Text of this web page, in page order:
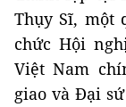
Thụy Sĩ, một
chức Hội
Việt Nam
giao và Đại